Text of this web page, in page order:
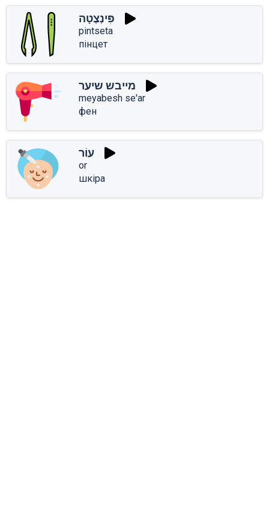
פִּינְצֶטָה
pintseta
пінцет
מייבש שיער
meyabesh se'ar
фен
עוֹר
or
шкіра